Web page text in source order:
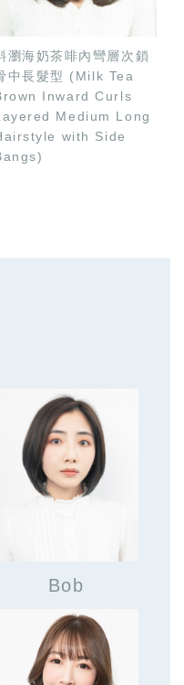
瀏海奶茶啡內彎層次鎖
中長髮型 (Milk Tea
Inward Curls
Medium Long
with Side
Bob